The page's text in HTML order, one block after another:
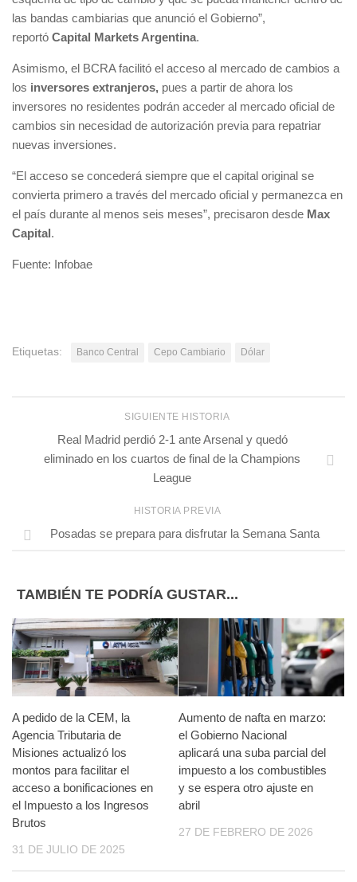
las bandas cambiarias que anunció el Gobierno”,
reportó Capital Markets Argentina.
Asimismo, el BCRA facilitó el acceso al mercado de cambios a
los inversores extranjeros, pues a partir de ahora los
inversores no residentes podrán acceder al mercado oficial de
cambios sin necesidad de autorización previa para repatriar
nuevas inversiones.
“El acceso se concederá siempre que el capital original se
convierta primero a través del mercado oficial y permanezca en
el país durante al menos seis meses”, precisaron desde Max
Capital.
Fuente: Infobae
Etiquetas: Banco Central Cepo Cambiario Dólar
SIGUIENTE HISTORIA
Real Madrid perdió 2-1 ante Arsenal y quedó
eliminado en los cuartos de final de la Champions
League
HISTORIA PREVIA
Posadas se prepara para disfrutar la Semana Santa
TAMBIÉN TE PODRÍA GUSTAR...
A pedido de la CEM, la
Agencia Tributaria de
Misiones actualizó los
montos para facilitar el
acceso a bonificaciones en
el Impuesto a los Ingresos
Brutos
31 DE JULIO DE 2025
Aumento de nafta en marzo:
el Gobierno Nacional
aplicará una suba parcial del
impuesto a los combustibles
y se espera otro ajuste en
abril
27 DE FEBRERO DE 2026